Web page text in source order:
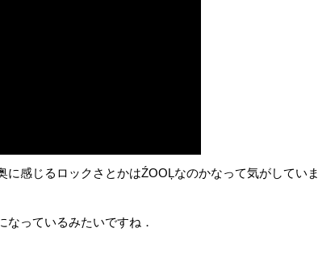
感じるロックさとかはŹOOĻなのかなって気がしていま
っているみたいですね．